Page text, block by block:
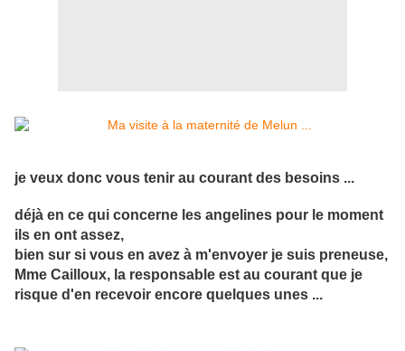
je veux donc vous tenir au courant des besoins ...
déjà en ce qui concerne les angelines pour le moment
ils en ont assez,
bien sur si vous en avez à m'envoyer je suis preneuse,
Mme Cailloux, la responsable est au courant que je
risque d'en recevoir encore quelques unes ...